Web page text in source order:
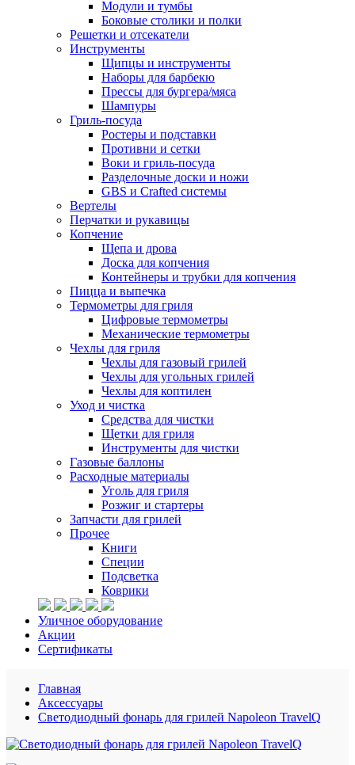
Модули и тумбы
Боковые столики и полки
Решетки и отсекатели
Инструменты
Щипцы и инструменты
Наборы для барбекю
Прессы для бургера/мяса
Шампуры
Гриль-посуда
Ростеры и подставки
Противни и сетки
Воки и гриль-посуда
Разделочные доски и ножи
GBS и Crafted системы
Вертелы
Перчатки и рукавицы
Копчение
Щепа и дрова
Доска для копчения
Контейнеры и трубки для копчения
Пицца и выпечка
Термометры для гриля
Цифровые термометры
Механические термометры
Чехлы для гриля
Чехлы для газовый грилей
Чехлы для угольных грилей
Чехлы для коптилен
Уход и чистка
Средства для чистки
Щетки для гриля
Инструменты для чистки
Газовые баллоны
Расходные материалы
Уголь для гриля
Розжиг и стартеры
Запчасти для грилей
Прочее
Книги
Специи
Подсветка
Коврики
Уличное оборудование
Акции
Сертификаты
Главная
Аксессуары
Светодиодный фонарь для грилей Napoleon TravelQ